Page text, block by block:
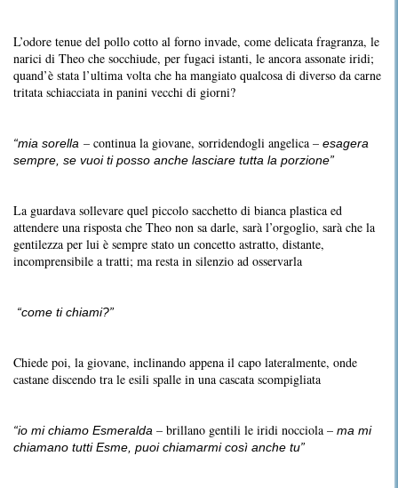
L’odore tenue del pollo cotto al forno invade, come delicata fragranza, le
narici di Theo che socchiude, per fugaci istanti, le ancora assonate iridi;
quand’è stata l’ultima volta che ha mangiato qualcosa di diverso da carne
tritata schiacciata in panini vecchi di giorni?
“mia sorella – continua la giovane, sorridendogli angelica – esagera
sempre, se vuoi ti posso anche lasciare tutta la porzione”
La guardava sollevare quel piccolo sacchetto di bianca plastica ed
attendere una risposta che Theo non sa darle, sarà l’orgoglio, sarà che la
gentilezza per lui è sempre stato un concetto astratto, distante,
incomprensibile a tratti; ma resta in silenzio ad osservarla
“come ti chiami?”
Chiede poi, la giovane, inclinando appena il capo lateralmente, onde
castane discendo tra le esili spalle in una cascata scompigliata
“io mi chiamo Esmeralda – brillano gentili le iridi nocciola – ma mi
chiamano tutti Esme, puoi chiamarmi così anche tu”